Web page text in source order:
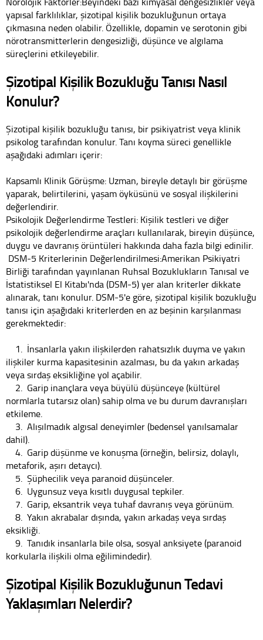
yapısal farklılıklar, şizotipal kişilik bozukluğunun ortaya
çıkmasına neden olabilir. Özellikle, dopamin ve serotonin gibi
nörotransmitterlerin dengesizliği, düşünce ve algılama
süreçlerini etkileyebilir.
Şizotipal Kişilik Bozukluğu Tanısı Nasıl
Konulur?
Şizotipal kişilik bozukluğu tanısı, bir psikiyatrist veya klinik
psikolog tarafından konulur. Tanı koyma süreci genellikle
aşağıdaki adımları içerir:
Kapsamlı Klinik Görüşme: Uzman, bireyle detaylı bir görüşme
yaparak, belirtilerini, yaşam öyküsünü ve sosyal ilişkilerini
değerlendirir.
Psikolojik Değerlendirme Testleri: Kişilik testleri ve diğer
psikolojik değerlendirme araçları kullanılarak, bireyin düşünce,
duygu ve davranış örüntüleri hakkında daha fazla bilgi edinilir.
DSM-5 Kriterlerinin Değerlendirilmesi:Amerikan Psikiyatri
Birliği tarafından yayınlanan Ruhsal Bozuklukların Tanısal ve
İstatistiksel El Kitabı'nda (DSM-5) yer alan kriterler dikkate
alınarak, tanı konulur. DSM-5'e göre, şizotipal kişilik bozukluğu
tanısı için aşağıdaki kriterlerden en az beşinin karşılanması
gerekmektedir:
1. İnsanlarla yakın ilişkilerden rahatsızlık duyma ve yakın
ilişkiler kurma kapasitesinin azalması, bu da yakın arkadaş
veya sırdaş eksikliğine yol açabilir.
2. Garip inançlara veya büyülü düşünceye (kültürel
normlarla tutarsız olan) sahip olma ve bu durum davranışları
etkileme.
3. Alışılmadık algısal deneyimler (bedensel yanılsamalar
dahil).
4. Garip düşünme ve konuşma (örneğin, belirsiz, dolaylı,
metaforik, aşırı detaycı).
5. Şüphecilik veya paranoid düşünceler.
6. Uygunsuz veya kısıtlı duygusal tepkiler.
7. Garip, eksantrik veya tuhaf davranış veya görünüm.
8. Yakın akrabalar dışında, yakın arkadaş veya sırdaş
eksikliği.
9. Tanıdık insanlarla bile olsa, sosyal anksiyete (paranoid
korkularla ilişkili olma eğilimindedir).
Şizotipal Kişilik Bozukluğunun Tedavi
Yaklaşımları Nelerdir?